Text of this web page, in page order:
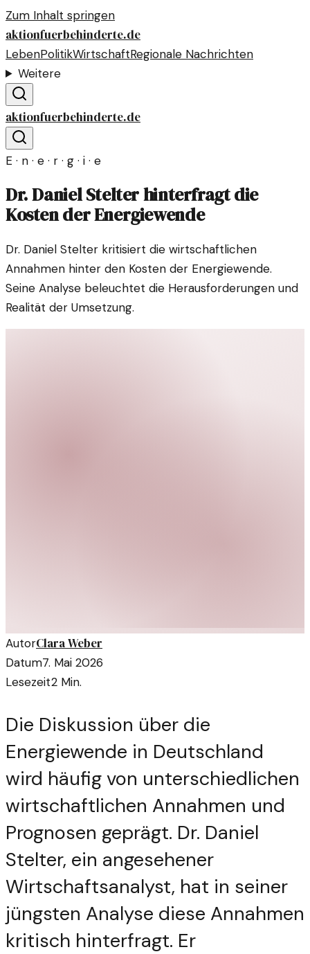
Zum Inhalt springen
aktionfuerbehinderte.de
LebenPolitikWirtschaftRegionale Nachrichten
Weitere
aktionfuerbehinderte.de
E · n · e · r · g · i · e
Dr. Daniel Stelter hinterfragt die
Kosten der Energiewende
Dr. Daniel Stelter kritisiert die wirtschaftlichen
Annahmen hinter den Kosten der Energiewende.
Seine Analyse beleuchtet die Herausforderungen und
Realität der Umsetzung.
AutorClara Weber
Datum7. Mai 2026
Lesezeit2 Min.
Die Diskussion über die
Energiewende in Deutschland
wird häufig von unterschiedlichen
wirtschaftlichen Annahmen und
Prognosen geprägt. Dr. Daniel
Stelter, ein angesehener
Wirtschaftsanalyst, hat in seiner
jüngsten Analyse diese Annahmen
kritisch hinterfragt. Er